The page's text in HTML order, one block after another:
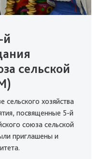
й
сельской
сельского хозяйства
посвященные 5-й
союза сельской
приглашены и